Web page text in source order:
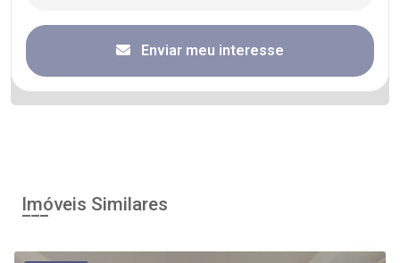
Enviar meu interesse
Imóveis Similares